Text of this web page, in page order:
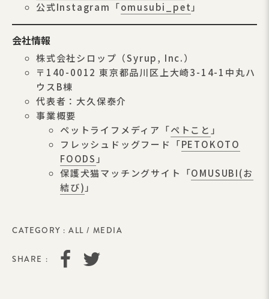
公式Instagram「omusubi_pet」
会社情報
株式会社シロップ（Syrup, Inc.）
〒140-0012 東京都品川区上大崎3-14-1中丸ハ
ウスB棟
代表者：大久保泰介
事業概要
ペットライフメディア「ペトこと 」
フレッシュドッグフード「PETOKOTO
FOODS」
保護犬猫マッチングサイト「OMUSUBI(お
結び)」
CATEGORY : ALL / MEDIA
SHARE :